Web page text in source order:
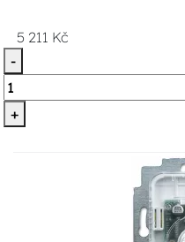
5 211 Kč
-
+